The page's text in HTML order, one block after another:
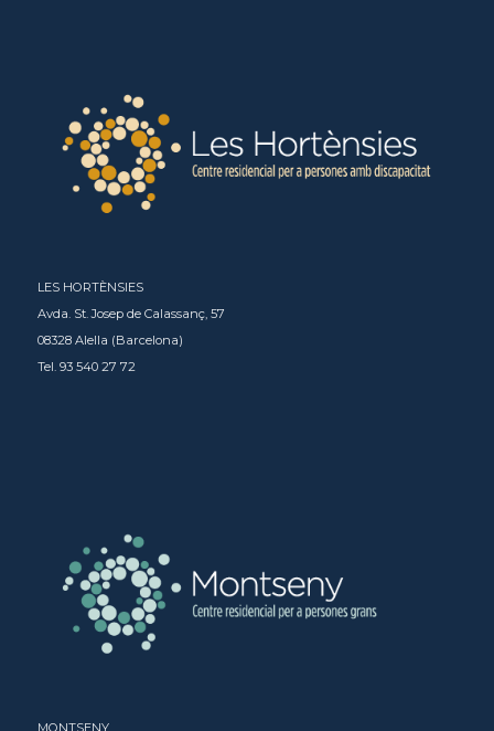
LES HORTÈNSIES
Avda. St. Josep de Calassanç, 57
08328 Alella (Barcelona)
Tel. 93 540 27 72
MONTSENY